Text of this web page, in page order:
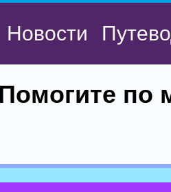
Новости
Помогите по